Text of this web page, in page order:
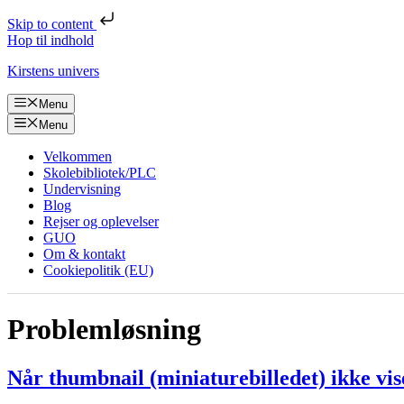
Skip to content
Hop til indhold
Kirstens univers
Menu
Menu
Velkommen
Skolebibliotek/PLC
Undervisning
Blog
Rejser og oplevelser
GUO
Om & kontakt
Cookiepolitik (EU)
Problemløsning
Når thumbnail (miniaturebilledet) ikke